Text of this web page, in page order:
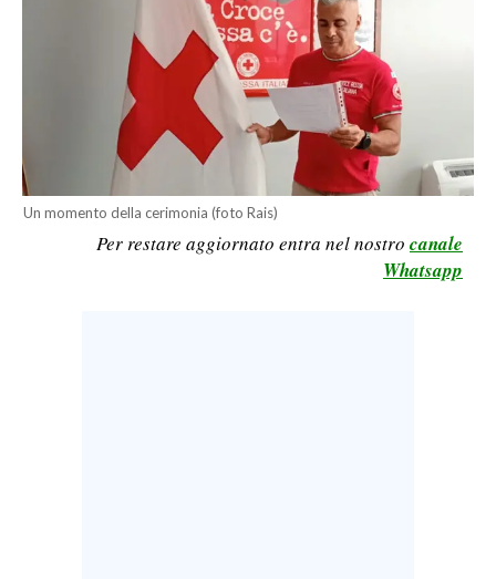
SPORT IN SARDEGNA
RISULTATI E CLASSIFICHE
Un momento della cerimonia (foto Rais)
Per restare aggiornato entra nel nostro canale
Whatsapp